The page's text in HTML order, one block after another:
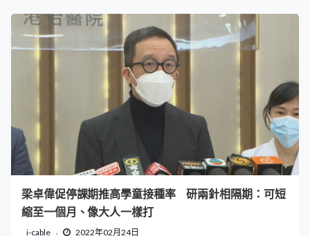
梁卓偉促停課期推高學童接種率 研兩針相隔期：可短
縮至一個月、像大人一樣打
i-cable 2022年02月24日